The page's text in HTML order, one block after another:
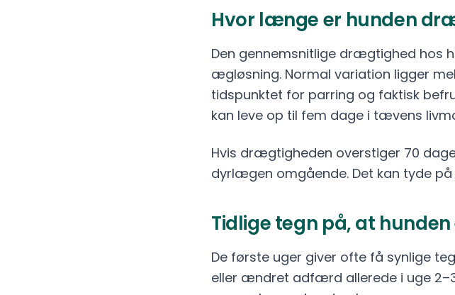
Hvor længe er hunden
Den gennemsnitlige drægtighed hos
ægløsning. Normal variation ligger
tidspunktet for parring og faktisk
kan leve op til fem dage i tævens
Hvis drægtigheden overstiger 70
dyrlægen omgående. Det kan tyde
Tidlige tegn på, at
De første uger giver ofte få synlige
eller ændret adfærd allerede i uge